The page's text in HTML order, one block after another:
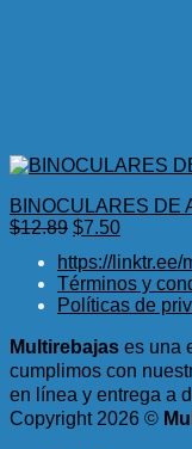
BINOCULARES DE
$12.89 El
original
era:
$12.89.
$7.50El
actual
es:
$7.50.
https://
Términos y
Políticas de
Multirebajas es una
cumplimos con
en línea y entrega a
Copyright 2026 ©